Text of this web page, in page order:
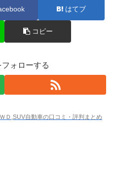
はてブ
コピー
ォローする
Ｄ,SUV自動車の口コミ・評判まとめ